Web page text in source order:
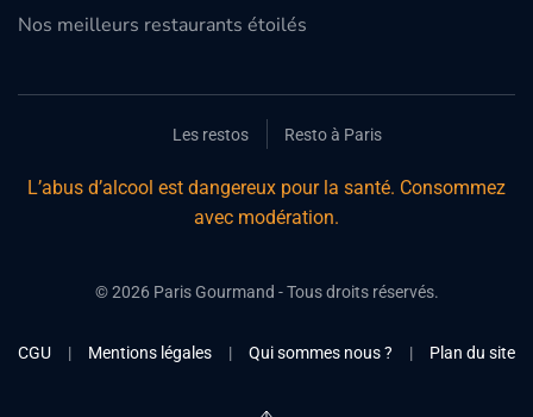
Nos meilleurs restaurants étoilés
Les restos Resto à Paris
L’abus d’alcool est dangereux pour la santé. Consommez
avec modération.
©2026Paris Gourmand - Tous droits réservés.
CGU | Mentions légales | Qui sommes nous ? | Plan du site